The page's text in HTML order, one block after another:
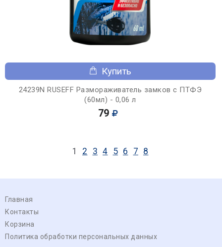
Купить
24239N RUSEFF Размораживатель замков с ПТФЭ
(60мл) - 0,06 л
79
1 2 3 4 5 6 7 8
Главная
Контакты
Корзина
Политика обработки персональных данных